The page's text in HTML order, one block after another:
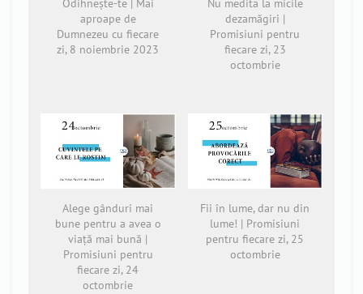
Odihnește-te | Mai
aproape de
Dumnezeu cu fiecare
zi, 8 noiembrie 2023
Nu medita la micile
dezamăgiri |
Promisiuni pentru
fiecare zi, 23
octombrie
Alege gânduri mai
bune pentru a avea o
viață mai bună |
Promisiuni pentru
fiecare zi, 24
octombrie
Fii în lume, dar nu din
lume! | Promisiuni
pentru fiecare zi, 25
octombrie